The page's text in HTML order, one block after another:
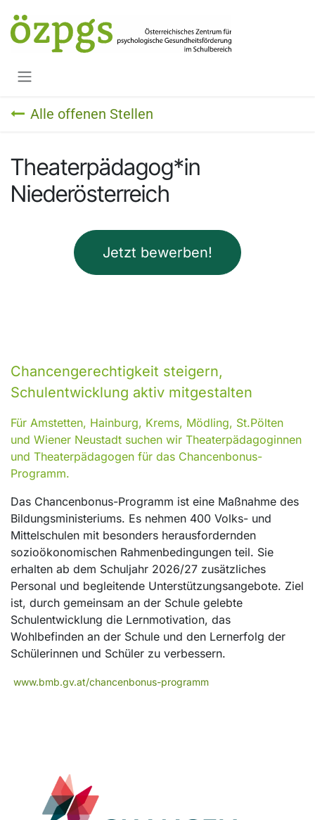
Alle offenen Stellen
Theaterpädagog*in
Niederösterreich
Jetzt bewerben!
Chancengerechtigkeit steigern,
Schulentwicklung aktiv mitgestalten
Für Amstetten, Hainburg, Krems, Mödling, St.Pölten
und Wiener Neustadt suchen wir Theaterpädagoginnen
und Theaterpädagogen für das Chancenbonus-
Programm.
Das Chancenbonus-Programm ist eine Maßnahme des
Bildungsministeriums. Es nehmen 400 Volks- und
Mittelschulen mit besonders herausfordernden
sozioökonomischen Rahmenbedingungen teil. Sie
erhalten ab dem Schuljahr 2026/27 zusätzliches
Personal und begleitende Unterstützungsangebote. Ziel
ist, durch gemeinsam an der Schule gelebte
Schulentwicklung die Lernmotivation, das
Wohlbefinden an der Schule und den Lernerfolg der
Schülerinnen und Schüler zu verbessern.
www.bmb.gv.at/chancenbonus-programm